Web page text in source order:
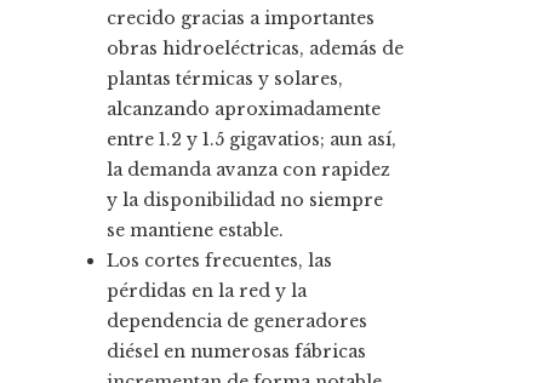
crecido gracias a importantes
obras hidroeléctricas, además de
plantas térmicas y solares,
alcanzando aproximadamente
entre 1.2 y 1.5 gigavatios; aun así,
la demanda avanza con rapidez
y la disponibilidad no siempre
se mantiene estable.
Los cortes frecuentes, las
pérdidas en la red y la
dependencia de generadores
diésel en numerosas fábricas